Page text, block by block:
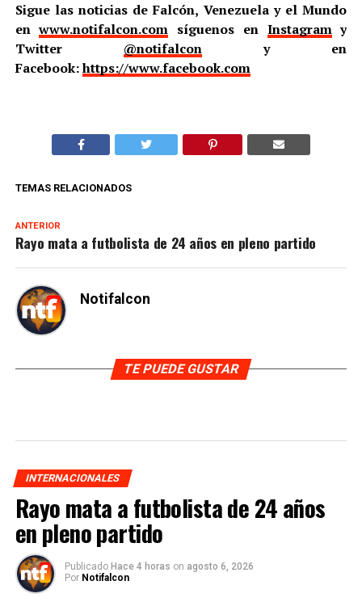
Sigue las noticias de Falcón, Venezuela y el Mundo
enwww.notifalcon.com síguenos en Instagramy
Twitter @notifalcony en
Facebook:https://www.facebook.com
TEMAS RELACIONADOS
ANTERIOR
Rayo mata a futbolista de 24 años en pleno partido
Notifalcon
TE PUEDE GUSTAR
INTERNACIONALES
Rayo mata a futbolista de 24 años
en pleno partido
Publicado Hace 4 horas on agosto 6, 2026
Por Notifalcon